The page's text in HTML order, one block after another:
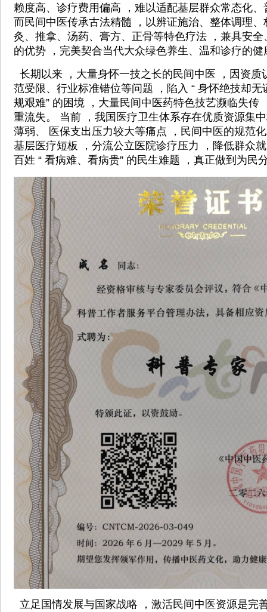
赖度高、诊疗费用偏高 ，难以适配基层群众常态化
而民间中医传承古法精髓 ，以辨证施治、整体调理
灸、推拿、汤药、膏方、正骨等特色疗法 ，兼具安
的优势 ，完美契合当代大众绿色养生、温和诊疗的健
长期以来 ，大量身怀一技之长的民间中医 ，因资质
范受限、行业标准错位等问题 ，陷入 “ 身怀绝技却
规艰难” 的困境 ，大量民间中医药特色技艺濒临失传
重流失。 当前 ，我国医疗卫生体系存在优质资源集
薄弱、 医保支出压力较大等痛点 ，民间中医的规范
基层医疗短板 ，分流公立医院诊疗压力 ，降低群众
百姓 “ 看病难、看病贵” 的民生难题 ，真正做到为民
立足国情发展与国家战略 ，激活民间中医资源是完